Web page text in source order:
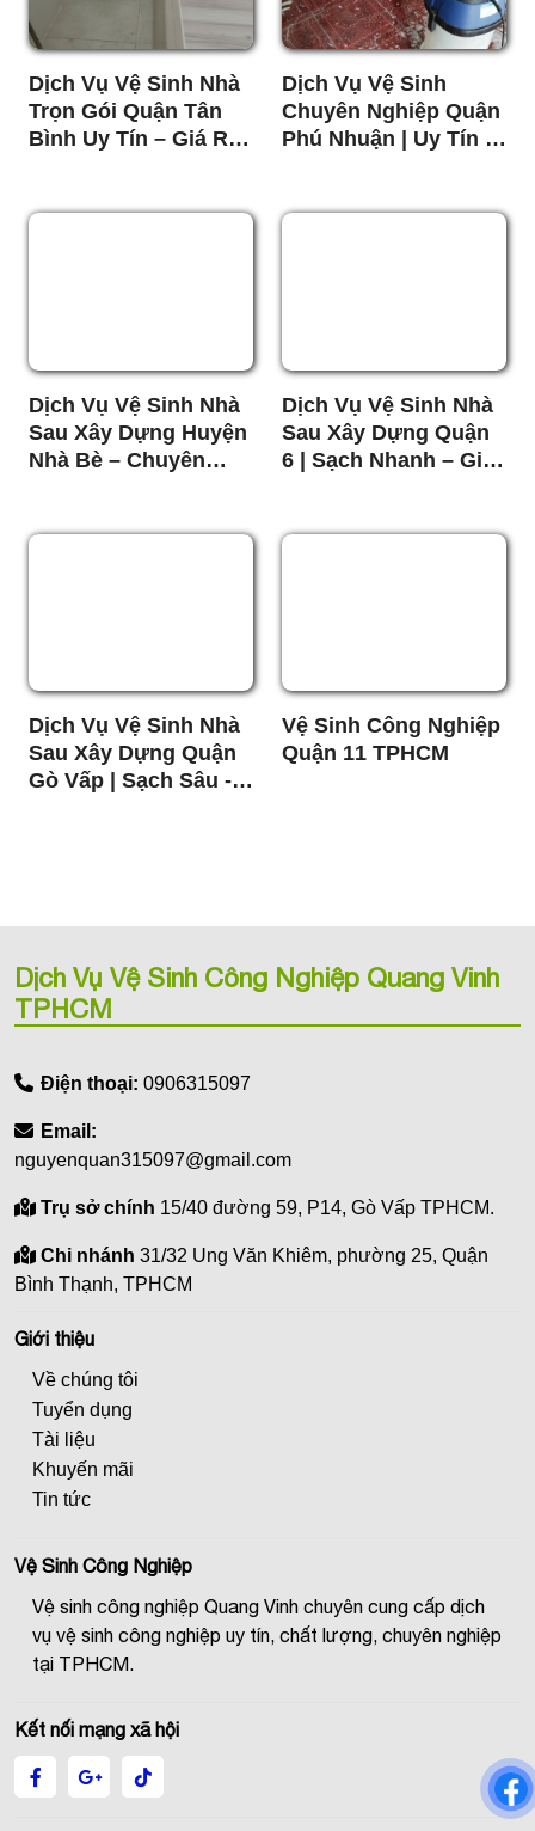
Dịch Vụ Vệ Sinh Nhà
Trọn Gói Quận Tân
Bình Uy Tín – Giá Rẻ,
Dịch Vụ Vệ Sinh
Chuyên Nghiệp Quận
Phú Nhuận | Uy Tín –
Dịch Vụ Vệ Sinh Nhà
Sau Xây Dựng Huyện
Nhà Bè – Chuyên
Dịch Vụ Vệ Sinh Nhà
Sau Xây Dựng Quận
6 | Sạch Nhanh – Giá
Dịch Vụ Vệ Sinh Nhà
Sau Xây Dựng Quận
Gò Vấp | Sạch Sâu -
Vệ Sinh Công Nghiệp
Quận 11 TPHCM
Dịch Vụ Vệ Sinh Công Nghiệp Quang Vinh
TPHCM
Điện thoại: 0906315097
Email:
nguyenquan315097@gmail.com
Trụ sở chính 15/40 đường 59, P14, Gò Vấp TPHCM.
Chi nhánh 31/32 Ung Văn Khiêm, phường 25, Quận
Bình Thạnh, TPHCM
Giới thiệu
Về chúng tôi
Tuyển dụng
Tài liệu
Khuyến mãi
Tin tức
Vệ Sinh Công Nghiệp
Vệ sinh công nghiệp Quang Vinh chuyên cung cấp dịch
vụ vệ sinh công nghiệp uy tín, chất lượng, chuyên nghiệp
tại TPHCM.
Kết nối mạng xã hội